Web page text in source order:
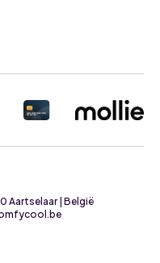
Aartselaar | België